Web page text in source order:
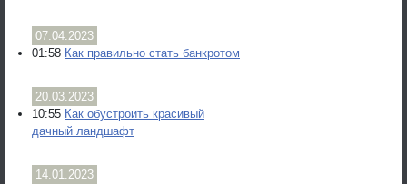
07.04.2023
01:58 Как правильно стать банкротом
20.03.2023
10:55 Как обустроить красивый
дачный ландшафт
14.01.2023